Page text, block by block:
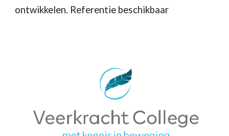
ontwikkelen. Referentie beschikbaar